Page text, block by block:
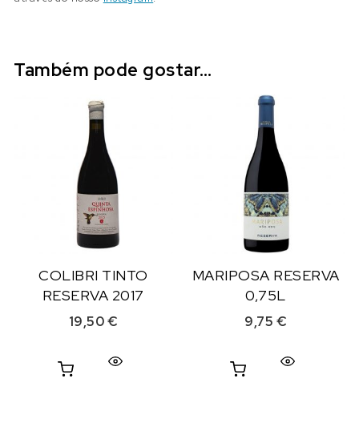
Também pode gostar…
COLIBRI TINTO
RESERVA 2017
19,50€
MARIPOSA RESERVA
0,75L
9,75 €